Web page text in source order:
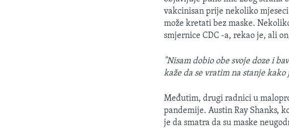
vakcinisan prije nekoliko
može kretati bez maske.
smjernice CDC -a, rekao je, ali
"Nisam dobio obe svoje doze i
kaže da se vratim na stanje
Međutim, drugi radnici u
pandemije. Austin Ray Shanks,
je da smatra da su maske